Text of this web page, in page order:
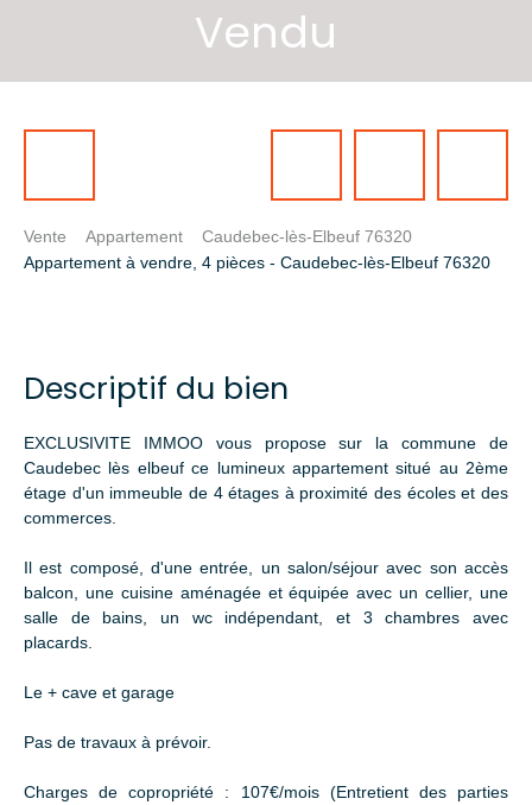
Vendu
Vente Appartement
Caudebec-lès-Elbeuf 76320
Appartement à vendre, 4 pièces - Caudebec-lès-Elbeuf 76320
Descriptif du bien
EXCLUSIVITE IMMOO vous propose sur la commune de
Caudebec lès elbeuf ce lumineux appartement situé au 2ème
étage d'un immeuble de 4 étages à proximité des écoles et des
commerces.
Il est composé, d'une entrée, un salon/séjour avec son accès
balcon, une cuisine aménagée et équipée avec un cellier, une
salle de bains, un wc indépendant, et 3 chambres avec
placards.
Le + cave et garage
Pas de travaux à prévoir.
Charges de copropriété : 107€/mois (Entretient des parties